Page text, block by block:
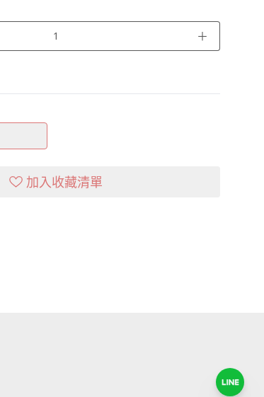
＋
加入收藏清單